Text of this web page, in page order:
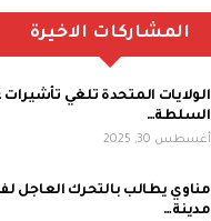
المشاركات الاخيرة
الولايات المتحدة تلغي
السلطة…
أغسطس 30, 2025
مناوي يطالب بالتحرك العاجل
مدينة…